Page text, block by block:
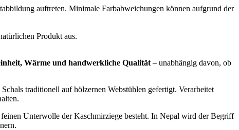
auftreten. Minimale Farbabweichungen können aufgrund der
Produkt aus.
Wärme und handwerkliche Qualität – unabhängig davon, ob
Schals traditionell auf hölzernen Webstühlen gefertigt. Verarbeitet
Unterwolle der Kaschmirziege besteht. In Nepal wird der Begriff